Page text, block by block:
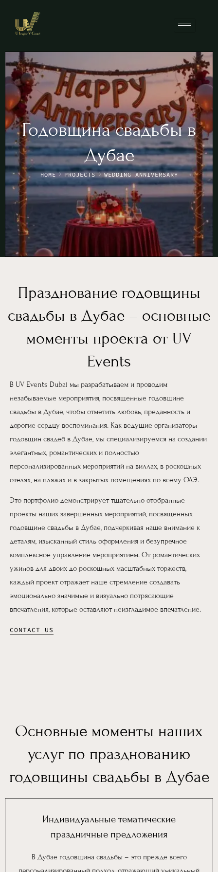
Годовщина свадьбы в
Дубае
HOME PROJECTS WEDDING ANNIVERSARY
Празднование годовщины
свадьбы в Дубае – основные
моменты проекта от UV
Events
В UV Events Dubai мы разрабатываем и проводим
незабываемые мероприятия, посвященные годовщине
свадьбы в Дубае, чтобы отметить любовь, преданность и
дорогие сердцу воспоминания. Как ведущие организаторы
годовщин свадеб в Дубае, мы специализируемся на создании
элегантных, романтических и полностью
персонализированных мероприятий на виллах, в роскошных
отелях, на пляжах и в закрытых помещениях по всему ОАЭ.
Это портфолио демонстрирует тщательно отобранные
проекты наших завершенных мероприятий, посвященных
годовщине свадьбы в Дубае, подчеркивая наше внимание к
деталям, изысканный стиль оформления и безупречное
комплексное управление мероприятием. От романтических
ужинов для двоих до роскошных масштабных торжеств,
каждый проект отражает наше стремление создавать
эмоционально значимые и визуально потрясающие
впечатления, которые оставляют неизгладимое впечатление.
CONTACT US
Основные моменты наших
услуг по празднованию
годовщины свадьбы в Дубае
Индивидуальные тематические
праздничные предложения
В Дубае годовщина свадьбы – это прежде всего